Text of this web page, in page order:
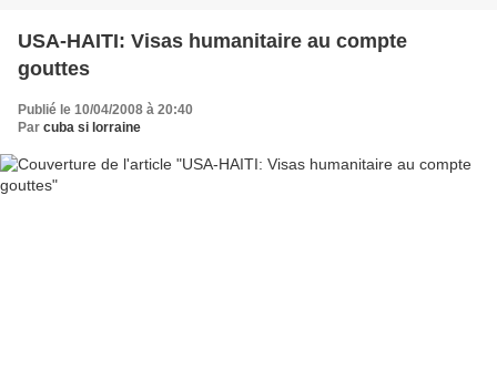
USA-HAITI: Visas humanitaire au compte
gouttes
Publié le 10/04/2008 à 20:40
Par cuba si lorraine